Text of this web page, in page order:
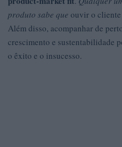
produto sabe que ouvir o cliente
Além disso, acompanhar de
crescimento e sustentabilidade
o êxito e o insucesso.